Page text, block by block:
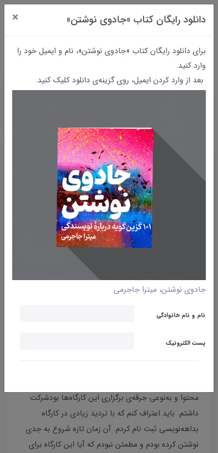
دانلود رایگان کتاب «جادوی نوشتن» ×
برای دانلود رایگان کتاب «جادوی نوشتن»، نام و ایمیل خود را
وارد کنید.
بعد از وارد کردن ایمیل، روی گزینه‌ی دانلود کلیک کنید.
جادوی نوشتن، میترا جاجرمی
نام و نام خانوادگی
پست الکترونیک
تجربه‌ی من از کارگاه تولید
محتوا
شاهین کلانتری
محتوا و به‌نوعی جرقه‌ی برگزاری این کارگاه‌ها بودشرکت
داشتم. باید اعتراف کنم که با تردید زیادی در کارگاه
بداهه‌نویسی ثبت نام کردم. آن زمان تازه شروع به جدی
نوشتن کرده بودم و مطمئن نبودم که آیا این کارگاه برای